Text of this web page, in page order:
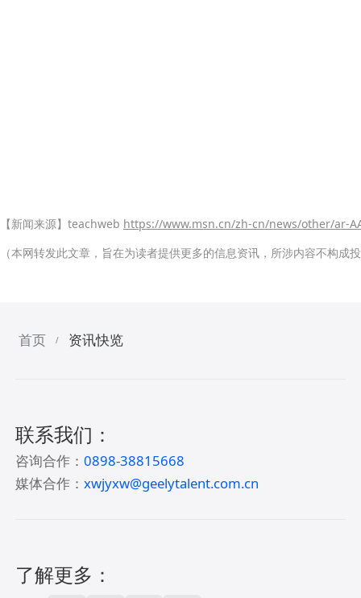
【新闻来源】teachweb https://www.msn.cn/zh-cn/news/other/ar-
（本网转发此文章，旨在为读者提供更多的信息资讯，所涉内容不构
首页 / 资讯快览
联系我们：
咨询合作：0898-38815668
媒体合作：xwjyxw@geelytalent.com.cn
了解更多：